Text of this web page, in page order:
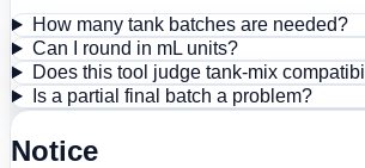
How many tank batches are needed?
Can I round in mL units?
Does this tool judge tank-mix
Is a partial final batch a problem?
Notice